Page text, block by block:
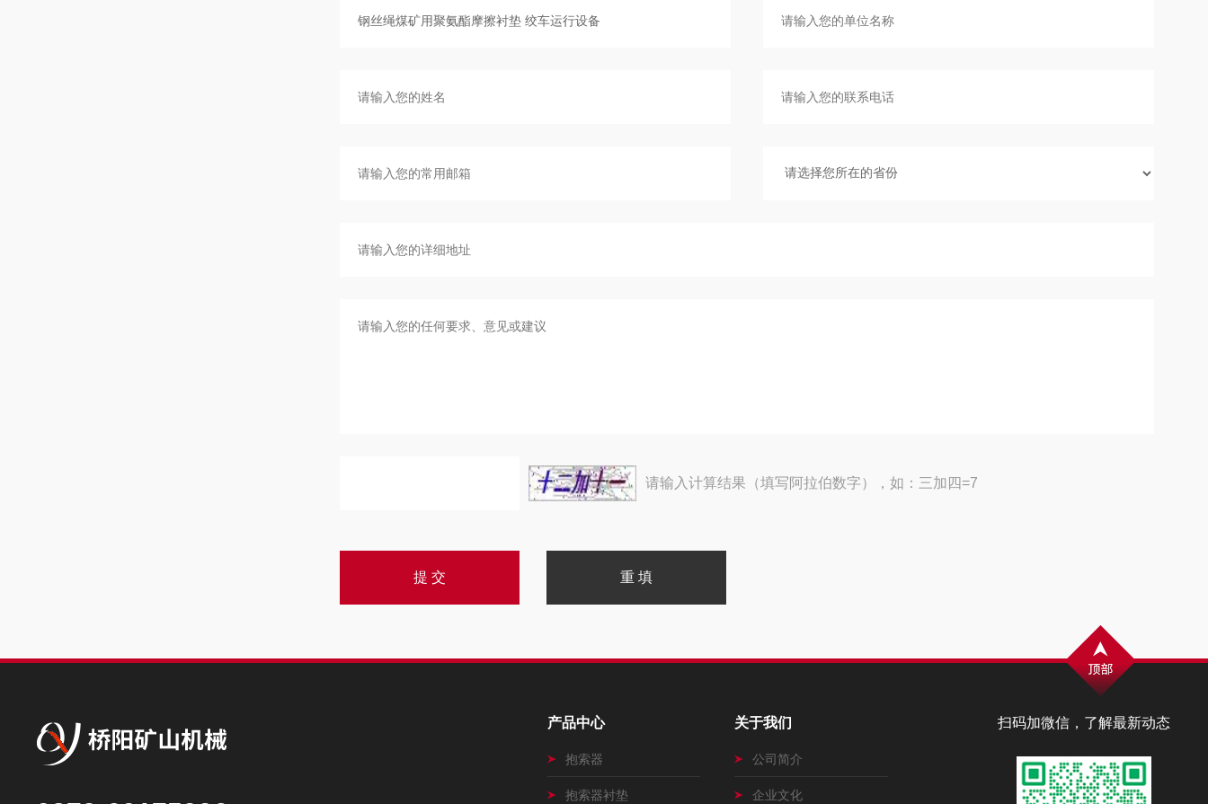
请输入计算结果（填写阿拉伯数字），如：三加四=7
扫码加微信，了解最新动态
产品中心
抱索器
抱索器衬垫
关于我们
公司简介
企业文化